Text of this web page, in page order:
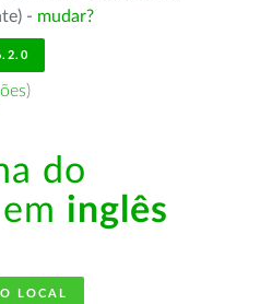
- mudar?
)
do
inglês
LOCAL